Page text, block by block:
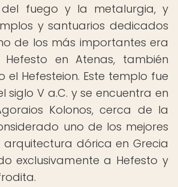
fuego y la metalurgia, y
y santuarios dedicados
de los más importantes era
en Atenas, también
el Hefesteion. Este templo fue
siglo V a.C. y se encuentra en
Kolonos, cerca de la
uno de los mejores
dórica en Grecia
exclusivamente a Hefesto y